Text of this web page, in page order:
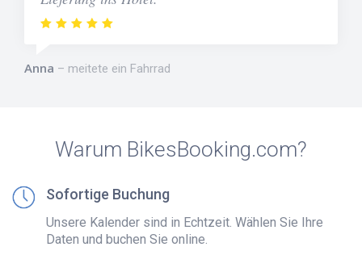
Anna meitete ein Fahrrad
Warum BikesBooking.com?
Sofortige Buchung
Unsere Kalender sind in Echtzeit. Wählen Sie Ihre
Daten und buchen Sie online.